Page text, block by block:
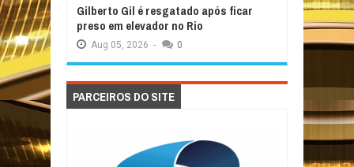
Gilberto Gil é resgatado após ficar
preso em elevador no Rio
Aug 05, 2026 - 0
PARCEIROS DO SITE